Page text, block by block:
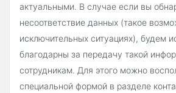
актуальными. В случае если вы
несоответствие данных (такое
исключительных ситуациях), будем
благодарны за передачу такой
сотрудникам. Для этого можно
специальной формой в разделе